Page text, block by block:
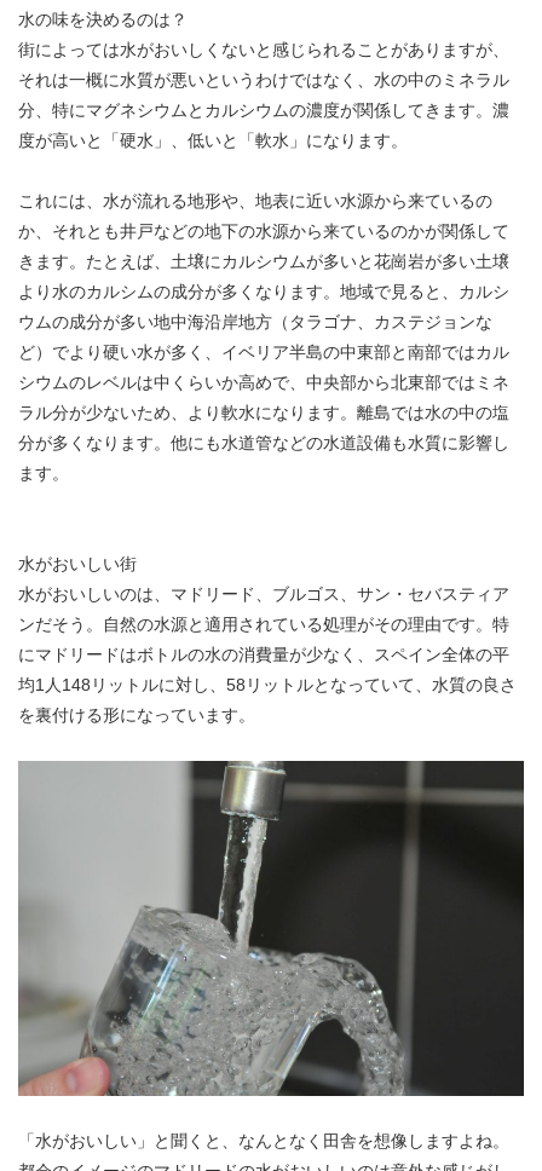
水の味を決めるのは？
街によっては水がおいしくないと感じられることがありますが、
それは一概に水質が悪いというわけではなく、水の中のミネラル
分、特にマグネシウムとカルシウムの濃度が関係してきます。濃
度が高いと「硬水」、低いと「軟水」になります。
これには、水が流れる地形や、地表に近い水源から来ているの
か、それとも井戸などの地下の水源から来ているのかが関係して
きます。たとえば、土壌にカルシウムが多いと花崗岩が多い土壌
より水のカルシムの成分が多くなります。地域で見ると、カルシ
ウムの成分が多い地中海沿岸地方（タラゴナ、カステジョンな
ど）でより硬い水が多く、イベリア半島の中東部と南部ではカル
シウムのレベルは中くらいか高めで、中央部から北東部ではミネ
ラル分が少ないため、より軟水になります。離島では水の中の塩
分が多くなります。他にも水道管などの水道設備も水質に影響し
ます。
水がおいしい街
水がおいしいのは、マドリード、ブルゴス、サン・セバスティア
ンだそう。自然の水源と適用されている処理がその理由です。特
にマドリードはボトルの水の消費量が少なく、スペイン全体の平
均1人148リットルに対し、58リットルとなっていて、水質の良さ
を裏付ける形になっています。
「水がおいしい」と聞くと、なんとなく田舎を想像しますよね。